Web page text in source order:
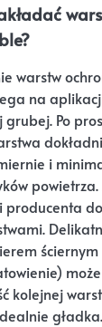
warstw
na
Po
i
kolejnej
gładka.